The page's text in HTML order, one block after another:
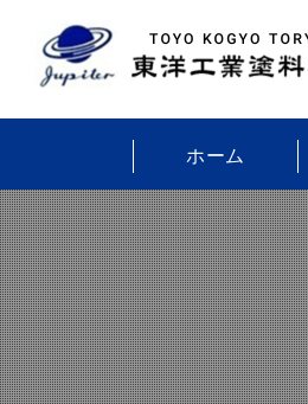
ホーム